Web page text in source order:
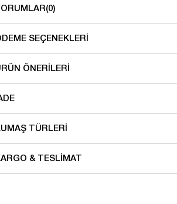
(0)
SEÇENEKLERI
ÖNERILERI
TÜRLERI
& TESLIMAT